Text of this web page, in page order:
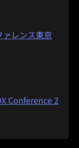
レンス東京
Conference 2